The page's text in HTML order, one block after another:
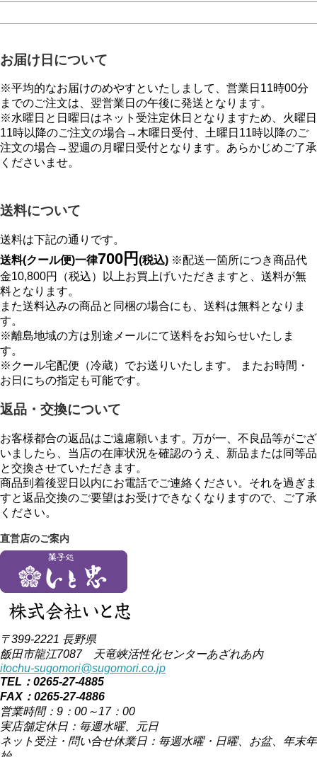
お届け日について
※平均的なお届けのめやすといたしまして、営業日11時00分
までのご注文は、翌営業日の午後に発送となります。
※水曜日と日曜日はネット受注定休日となりますため、火曜日
11時以降のご注文の場合→木曜日受付、土曜日11時以降のご
注文の場合→翌週の月曜日受付となります。あらかじめご了承
くださいませ。
送料について
送料は下記の通りです。
送料(クール便)一律700円 (税込) ※配送一箇所につき商品代
金10,800円（税込）以上お買上げいただきますと、送料が無
料となります。
また送料込みの商品と同梱の場合にも、送料は無料となりま
す。
※離島地域の方は別途メールにて送料をお知らせいたしま
す。
※クール宅配便（冷蔵）でお送りいたします。 またお時間・
お日にちの指定も可能です。
返品・交換について
お客様都合の返品はご遠慮願います。万が一、不良品等がござ
いましたら、当店の在庫状況を確認のうえ、新品または同等品
と交換させていただきます。
商品到着後翌日以内にお電話でご連絡ください。それを過ぎま
すと返品交換のご要望はお受けできなくなりますので、ご了承
ください。
直営店のご案内
〒399-2221 長野県
飯田市龍江7087 天竜峡活性化センターあざれあ内
itochu-sugomori@sugomori.co.jp
TEL：0265-27-4885
FAX：0265-27-4886
営業時間：9：00～17：00
実店舗定休日：毎週水曜、元日
ネット受注・問い合せ休業日：毎週水曜・日曜、お盆、年末年